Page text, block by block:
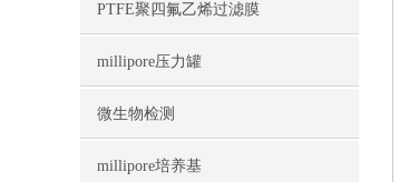
PTFE聚四氟乙烯过滤膜
millipore压力罐
微生物检测
millipore培养基